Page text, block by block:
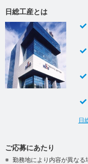
日総工産とは
日
ご応募にあたり
勤務地により内容が異なる